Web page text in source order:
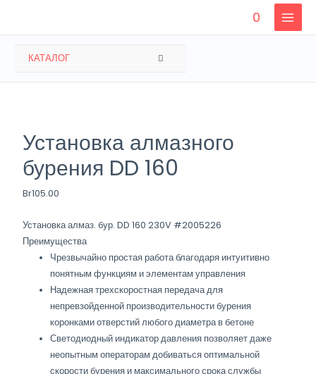
0
MAIN
КАТАЛОГ ПЕРЕКЛЮЧАТЕЛЬ
Установка алмазного
бурения DD 160
Br105.00
Установка алмаз. бур. DD 160 230V #2005226
Преимущества
Чрезвычайно простая работа благодаря интуитивно
понятным функциям и элементам управления
Надежная трехскоростная передача для
непревзойденной производительности бурения
коронками отверстий любого диаметра в бетоне
Светодиодный индикатор давления позволяет даже
неопытным операторам добиваться оптимальной
скорости бурения и максимального срока службы